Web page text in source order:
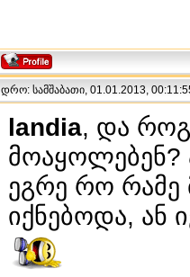
დრო: სამშაბათი, 01.01.2013,
landia, და
მოაყოლებენ?
ეგრე რო
იქნებოდა, ან